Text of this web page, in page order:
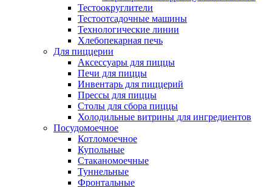
Тестоокруглители
Тестоотсадочные машины
Технологические линии
Хлебопекарная печь
Для пиццерии
Аксессуары для пиццы
Печи для пиццы
Инвентарь для пиццерий
Прессы для пиццы
Столы для сбора пиццы
Холодильные витрины для ингредиентов
Посудомоечное
Котломоечное
Купольные
Стаканомоечные
Туннельные
Фронтальные